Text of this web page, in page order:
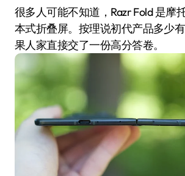
很多人可能不知道，Razr Fold 是摩
本式折叠屏。按理说初代产品多少
果人家直接交了一份高分答卷。